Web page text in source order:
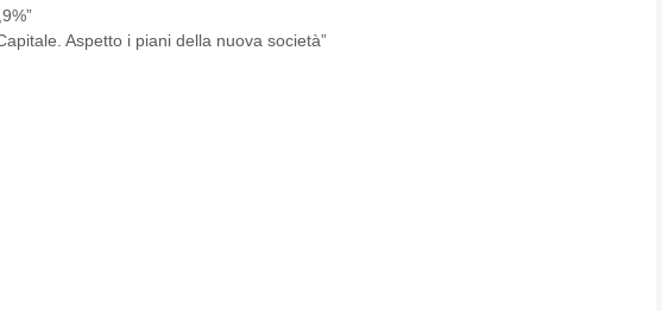
Aspetto i piani della nuova società”